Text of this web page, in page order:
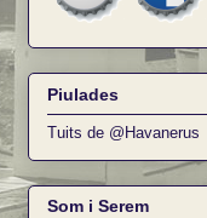
Piulades
Tuits de @Havanerus
Som i Serem